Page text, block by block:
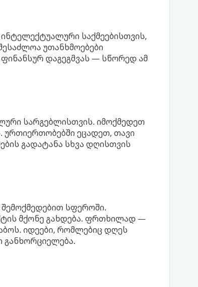
საქმეებისთვის,
უთანხმოებები
დაგეგმვას — სწორედ ამ
სარგებლისთვის. იმოქმედეთ
ურთიერთობებში ეცადეთ, თავი
გადატანა სხვა დღისთვის
სფეროში.
მქონე გახდება. ფრთხილად —
იდეები, რომლებიც დღეს
განხორციელება.